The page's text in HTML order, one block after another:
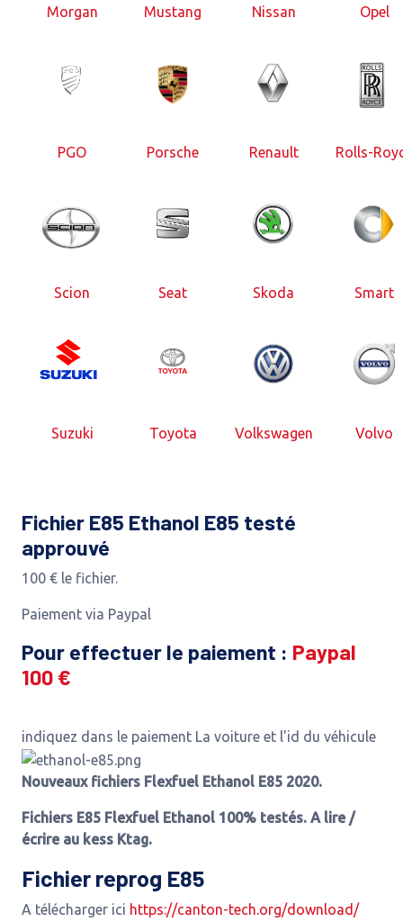
Morgan Mustang Nissan Opel
PGO Porsche Renault Rolls-
Scion Seat Skoda Smart
Suzuki Toyota Volkswagen Volvo
Fichier E85 Ethanol E85 testé
approuvé
100 € le fichier.
Paiement via Paypal
Pour effectuer le paiement : Paypal
100 €
indiquez dans le paiement La voiture et l'id du véhicule
Nouveaux fichiers Flexfuel Ethanol E85 2020.
Fichiers E85 Flexfuel Ethanol 100% testés. A lire /
écrire au kess Ktag.
Fichier reprog E85
A télécharger ici https://canton-tech.org/download/